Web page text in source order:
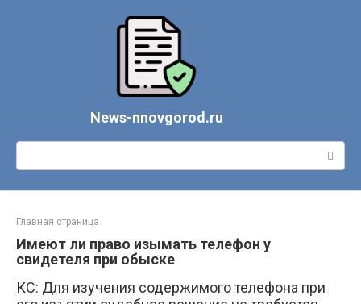
News-nnovgorod.ru
Поиск:
Главная страница
Имеют ли право изымать телефон у
свидетеля при обыске
КС: Для изучения содержимого телефона при